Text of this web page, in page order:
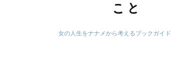
こと
女の人生をナナメから考えるブックガイド